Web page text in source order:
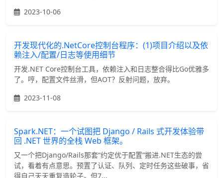
2023-10-06
开发现代化的.NetCore控制台程序：(1)项目介绍以及依
赖注入/配置/日志等使用细节
开发.NET Core控制台工具，依赖注入和日志整合得比Go优雅多
了。哼，配置文件丝滑，但AOT？反射问题，放弃。
2023-11-08
Spark.NET：一个试图把 Django / Rails 式开发体验带
回 .NET 世界的全栈 Web 框架。
又一个把Django/Rails那套“约定优于配置”搬进.NET生态的尝
试，看着有点意思。预置了认证、队列、定时任务这些破事，省
得自己天天重复造轮子。但7...